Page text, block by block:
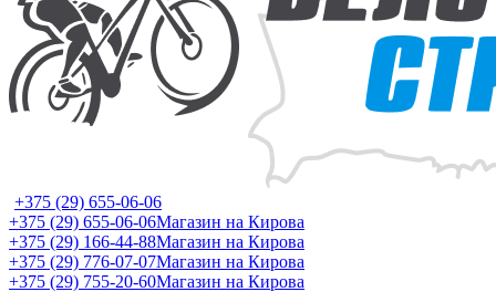
+375 (29) 655-06-06
+375 (29) 655-06-06Магазин на Кирова
+375 (29) 166-44-88Магазин на Кирова
+375 (29) 776-07-07Магазин на Кирова
+375 (29) 755-20-60Магазин на Кирова